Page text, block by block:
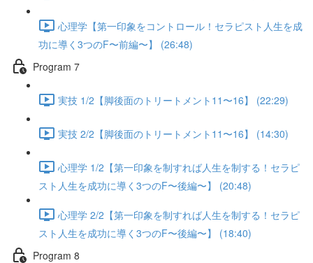
心理学【第一印象をコントロール！セラピスト人生を成
功に導く3つのF〜前編〜】 (26:48)
Program 7
実技 1/2【脚後面のトリートメント11〜16】 (22:29)
実技 2/2【脚後面のトリートメント11〜16】 (14:30)
心理学 1/2【第一印象を制すれば人生を制する！セラピ
スト人生を成功に導く3つのF〜後編〜】 (20:48)
心理学 2/2【第一印象を制すれば人生を制する！セラピ
スト人生を成功に導く3つのF〜後編〜】 (18:40)
Program 8